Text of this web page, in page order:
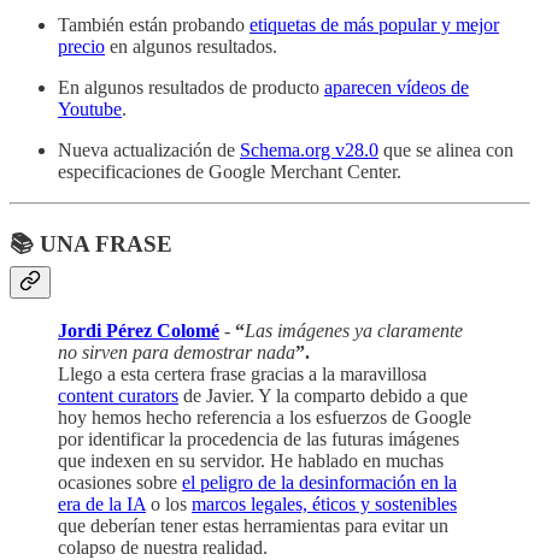
También están probando etiquetas de más popular y mejor
precio en algunos resultados.
En algunos resultados de producto aparecen vídeos de
Youtube.
Nueva actualización de Schema.org v28.0 que se alinea con
especificaciones de Google Merchant Center.
📚 UNA FRASE
Jordi Pérez Colomé - “Las imágenes ya claramente
no sirven para demostrar nada”.
Llego a esta certera frase gracias a la maravillosa
content curators de Javier. Y la comparto debido a que
hoy hemos hecho referencia a los esfuerzos de Google
por identificar la procedencia de las futuras imágenes
que indexen en su servidor. He hablado en muchas
ocasiones sobre el peligro de la desinformación en la
era de la IA o los marcos legales, éticos y sostenibles
que deberían tener estas herramientas para evitar un
colapso de nuestra realidad.